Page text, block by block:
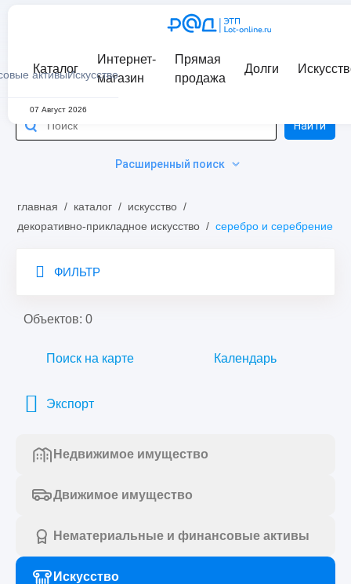
активыИскусство
Каталог
Интернет-
магазин
Прямая
продажа
Долги
07 Август 2026
Расширенный поиск
Найти
главная / каталог / искусство /
декоративно-прикладное искусство / серебро и серебрение
ФИЛЬТР
Объектов: 0
Поиск на карте Календарь
Экспорт
Недвижимое имущество
Движимое имущество
Нематериальные и финансовые активы
Искусство